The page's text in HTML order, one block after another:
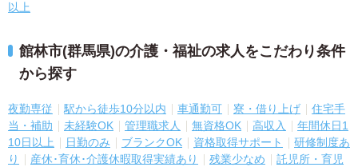
以上
館林市(群馬県)の介護・福祉の求人をこだわり条件
から探す
夜勤専従 駅から徒歩10分以内 車通勤可 寮・借り上げ
住宅手
当・補助
未経験OK 管理職求人 無資格OK 高収入
年間休日1
10日以上
日勤のみ ブランクOK 資格取得サポート
研修制度あ
り
産休･育休･介護休暇取得実績あり 残業少なめ
託児所・育児